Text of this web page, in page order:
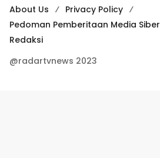
About Us
Privacy Policy
Pedoman Pemberitaan Media Siber
Redaksi
@radartvnews 2023